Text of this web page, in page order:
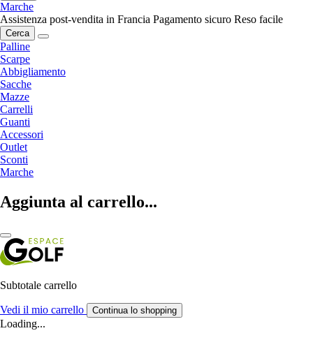
Marche
Assistenza post-vendita in Francia Pagamento sicuro Reso facile
Cerca
Palline
Scarpe
Abbigliamento
Sacche
Mazze
Carrelli
Guanti
Accessori
Outlet
Sconti
Marche
Aggiunta al carrello...
Subtotale carrello
Vedi il mio carrello Continua lo shopping
Loading...